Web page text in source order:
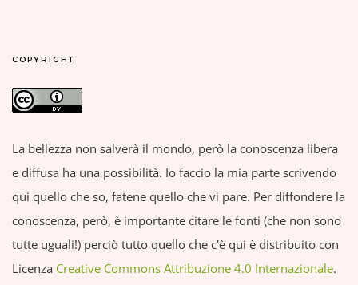
COPYRIGHT
La bellezza non salverà il mondo, però la conoscenza libera
e diffusa ha una possibilità. Io faccio la mia parte scrivendo
qui quello che so, fatene quello che vi pare. Per diffondere la
conoscenza, però, è importante citare le fonti (che non sono
tutte uguali!) perciò tutto quello che c'è qui è distribuito con
Licenza Creative Commons Attribuzione 4.0 Internazionale.